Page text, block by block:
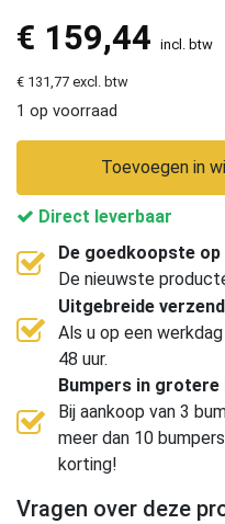
€ 159,44 incl. btw
€ 131,77 excl. btw
1 op voorraad
Toevoegen in
Direct leverbaar
De goedkoopste
De nieuwste
Uitgebreide
Als u op een
48 uur.
Bumpers in grotere
Bij aankoop van 3
meer dan 10
korting!
Vragen over deze